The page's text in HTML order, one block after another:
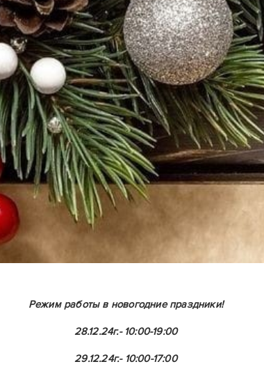
Режим работы в новогодние праздники!
28.12.24г.- 10:00-19:00
29.12.24г.- 10:00-17:00